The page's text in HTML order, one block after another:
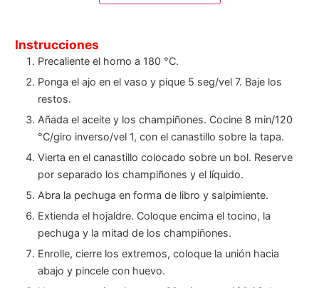
Instrucciones
Precaliente el horno a 180 °C.
Ponga el ajo en el vaso y pique 5 seg/vel 7. Baje los
restos.
Añada el aceite y los champiñones. Cocine 8 min/120
°C/giro inverso/vel 1, con el canastillo sobre la tapa.
Vierta en el canastillo colocado sobre un bol. Reserve
por separado los champiñones y el líquido.
Abra la pechuga en forma de libro y salpimiente.
Extienda el hojaldre. Coloque encima el tocino, la
pechuga y la mitad de los champiñones.
Enrolle, cierre los extremos, coloque la unión hacia
abajo y pincele con huevo.